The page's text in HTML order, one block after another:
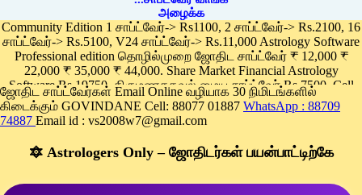
Community Edition 1 சாப்ட்வேர்-> Rs1100, 2 சாப்ட்வேர்-> Rs.2100, 16
சாப்ட்வேர்-> Rs.5100, V24 சாப்ட்வேர்-> Rs.11,000 Astrology Software
Professional edition தொழில்முறை ஜோதிட சாப்ட்வேர் ₹ 12,000 ₹
22,000 ₹ 35,000 ₹ 44,000. Share Market Financial Astrology
Software Rs.19750, திருமணதகவல் மைய சாப்ட்வேர் Rs.7500, Cell
Phone App Rs. 1100
Pay online
ஜோதிட சாப்ட்வேர்கள் Email Online வழியாக 30 நிமிடங்களில்
கிடைக்கும் GOVINDANE Cell: 88077 01887 WhatsApp : 88709
74887 Email id : vs2008w7@gmail.com
🔯 Astrologers Only – ஜோதிடர்கள் பயன்பாட்டிற்கே